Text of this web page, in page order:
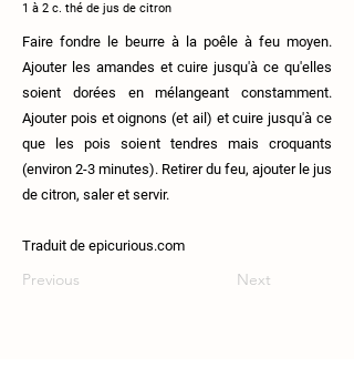
1 à 2 c. thé de jus de citron
Faire fondre le beurre à la poêle à feu moyen.
Ajouter les amandes et cuire jusqu'à ce qu'elles
soient dorées en mélangeant constamment.
Ajouter pois et oignons (et ail) et cuire jusqu'à ce
que les pois soient tendres mais croquants
(environ 2-3 minutes). Retirer du feu, ajouter le jus
de citron, saler et servir.
Traduit de epicurious.com
Previous Next